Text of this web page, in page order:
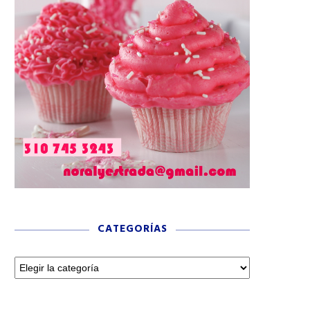
CATEGORÍAS